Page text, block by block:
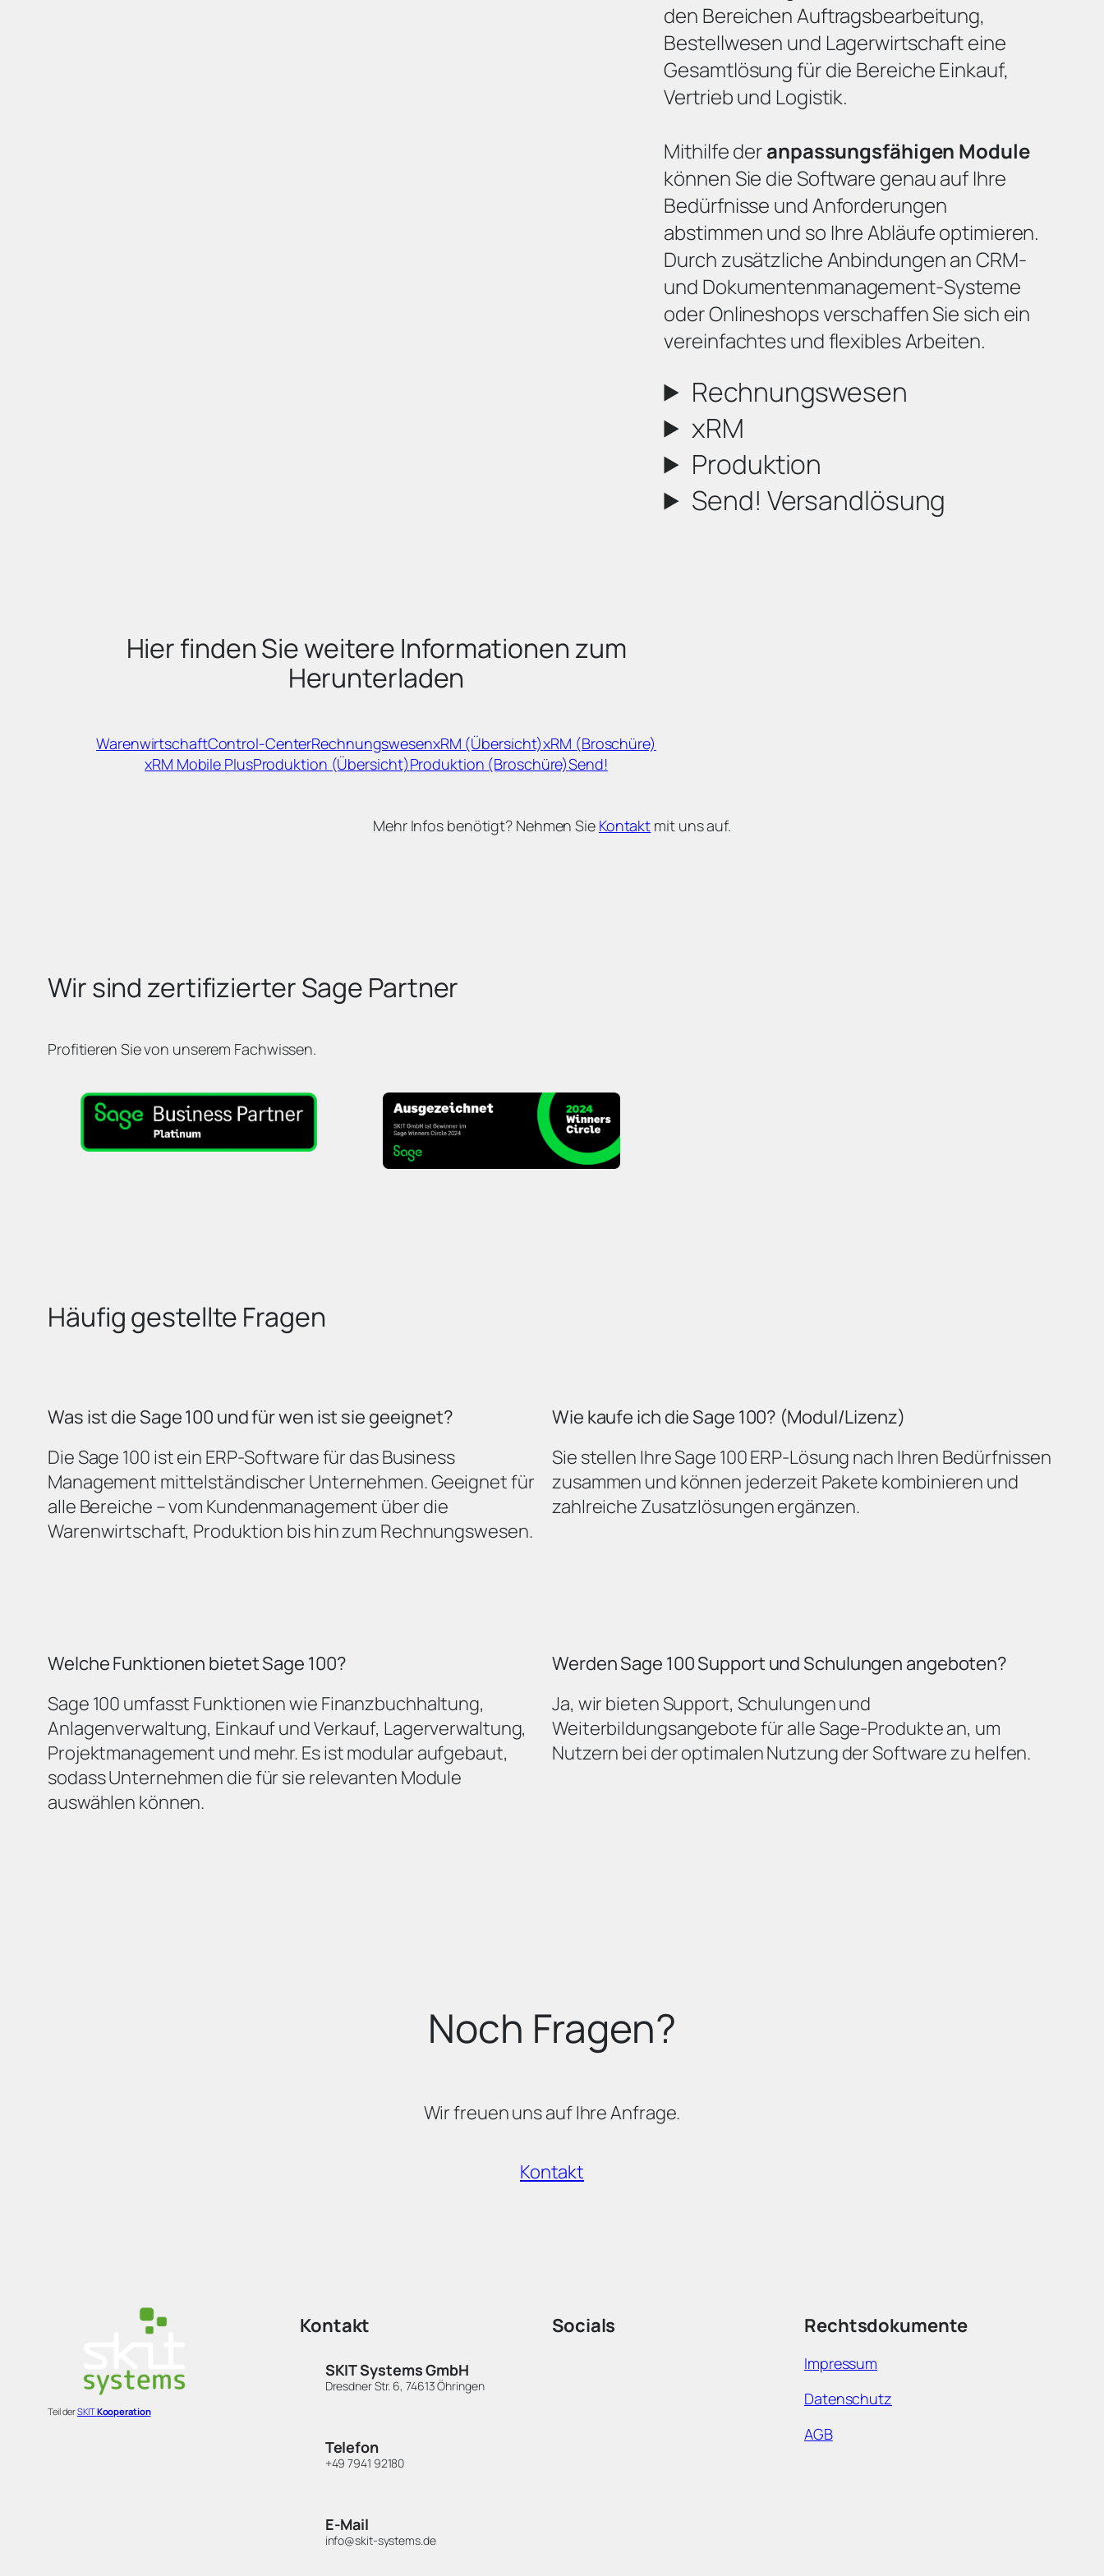
den Bereichen Auftragsbearbeitung,
Bestellwesen und Lagerwirtschaft eine
Gesamtlösung für die Bereiche Einkauf,
Vertrieb und Logistik.
Mithilfe deranpassungsfähigen Module
können Sie die Software genau auf Ihre
Bedürfnisse und Anforderungen
abstimmen und so Ihre Abläufe optimieren.
Durch zusätzliche Anbindungen an CRM-
und Dokumentenmanagement-Systeme
oder Onlineshops verschaffen Sie sich ein
vereinfachtes und flexibles Arbeiten.
Rechnungswesen
xRM
Produktion
Send! Versandlösung
Hier finden Sie weitere Informationen zum
Herunterladen
WarenwirtschaftControl-CenterRechnungswesenxRM (Übersicht)xRM (Broschüre)
xRM Mobile PlusProduktion (Übersicht)Produktion (Broschüre)Send!
Mehr Infos benötigt? Nehmen Sie Kontakt mit uns auf.
Wir sind zertifizierter Sage Partner
Profitieren Sie von unserem Fachwissen.
Häufig gestellte Fragen
Was ist die Sage 100 und für wen ist sie geeignet?
Die Sage 100 ist ein ERP-Software für das Business
Management mittelständischer Unternehmen. Geeignet für
alle Bereiche – vom Kundenmanagement über die
Warenwirtschaft, Produktion bis hin zum Rechnungswesen.
Wie kaufe ich die Sage 100? (Modul/Lizenz)
Sie stellen Ihre Sage 100 ERP-Lösung nach Ihren Bedürfnissen
zusammen und können jederzeit Pakete kombinieren und
zahlreiche Zusatzlösungen ergänzen.
Welche Funktionen bietet Sage 100?
Sage 100 umfasst Funktionen wie Finanzbuchhaltung,
Anlagenverwaltung, Einkauf und Verkauf, Lagerverwaltung,
Projektmanagement und mehr. Es ist modular aufgebaut,
sodass Unternehmen die für sie relevanten Module
auswählen können.
Werden Sage 100 Support und Schulungen angeboten?
Ja, wir bieten Support, Schulungen und
Weiterbildungsangebote für alle Sage-Produkte an, um
Nutzern bei der optimalen Nutzung der Software zu helfen.
Noch Fragen?
Wir freuen uns auf Ihre Anfrage.
Kontakt
Teil derSKITKooperation
Kontakt
SKIT Systems GmbH
Dresdner Str. 6, 74613 Öhringen
Telefon
+49 7941 92180
E-Mail
info@skit-systems.de
Socials Rechtsdokumente
Impressum
Datenschutz
AGB